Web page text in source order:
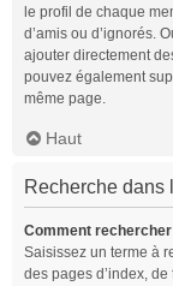
le profil de chaque
d’amis ou d’ignorés.
ajouter directement
pouvez également
même page.
Haut
Recherche dans
Comment
Saisissez un terme à
des pages d’index,